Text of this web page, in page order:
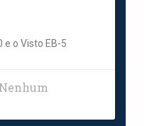
e o Visto EB-5
Nenhum